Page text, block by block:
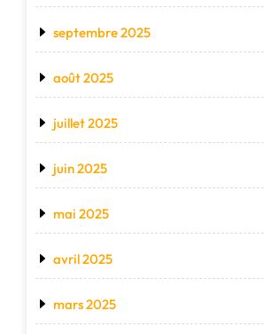
septembre 2025
août 2025
juillet 2025
juin 2025
mai 2025
avril 2025
mars 2025